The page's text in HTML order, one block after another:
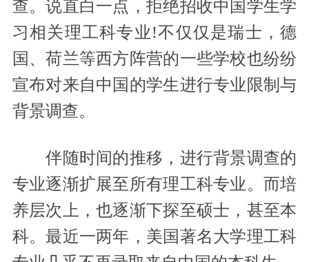
查。说直白一点，拒绝招收中国学生学
习相关理工科专业!不仅仅是瑞士，德
国、荷兰等西方阵营的一些学校也纷纷
宣布对来自中国的学生进行专业限制与
背景调查。
伴随时间的推移，进行背景调查的
专业逐渐扩展至所有理工科专业。而培
养层次上，也逐渐下探至硕士，甚至本
科。最近一两年，美国著名大学理工科